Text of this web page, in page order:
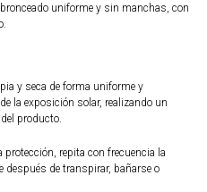
uniforme y sin manchas, con
y seca de forma uniforme y
la exposición solar, realizando un
producto.
protección, repita con frecuencia la
después de transpirar, bañarse o